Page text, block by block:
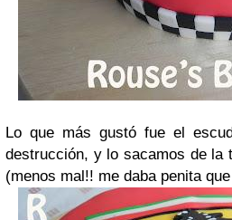
Lo que más gustó fue el
destrucción, y lo sacamos de la
(menos mal!! me daba penita